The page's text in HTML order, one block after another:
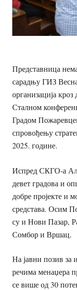
Представница
сарадњу ГИЗ
организација
Сталном
Градом
спровођењу
2025. године.
Испред СКГО-а
девет градова и
добре пројекте и
средстава. Осим
су и Нови Пазар,
Сомбор и Вршац.
На јавни позив за
речима менаџера
се више од 30